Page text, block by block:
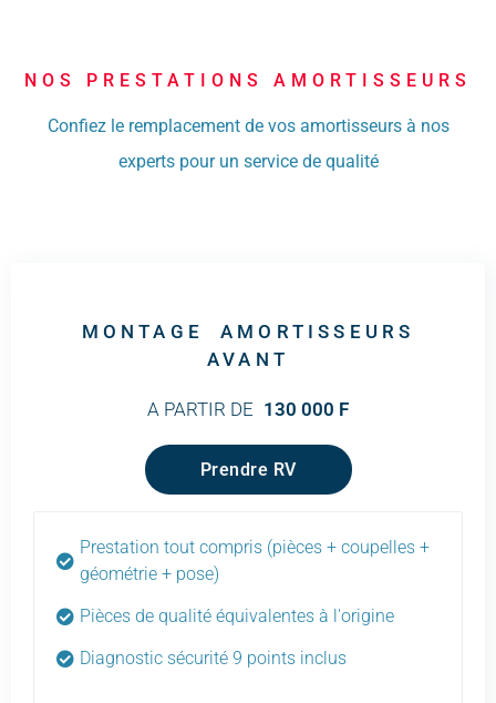
NOS PRESTATIONS AMORTISSEURS
Confiez le remplacement de vos amortisseurs à nos
experts pour un service de qualité
MONTAGE AMORTISSEURS
AVANT
A PARTIR DE 130 000 F
Prendre RV
Prestation tout compris (pièces + coupelles +
géométrie + pose)
Pièces de qualité équivalentes à l'origine
Diagnostic sécurité 9 points inclus